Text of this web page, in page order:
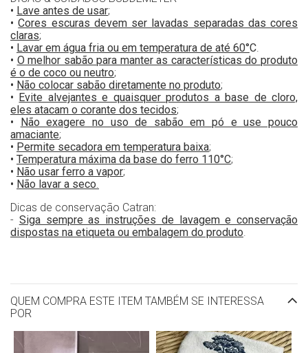
• Lave antes de usar;
•Cores escuras devem ser lavadas separadas das cores
claras;
• Lavar em água fria ou em temperatura de até 60°C
• O melhor sabão para manter as características do produto
é o de coco ou neutro;
• Não colocar sabão diretamente no produto;
• Evite alvejantes e quaisquer produtos a base de cloro,
eles atacam o corante dos tecidos;
• Não exagere no uso de sabão em pó e use pouco
amaciante;
• Permite secadora em temperatura baixa;
• Temperatura máxima da base do ferro 110°C;
• Não usar ferro a vapor;
• Não lavar a seco
Dicas de conservação Catran:
- Siga sempre as instruções de lavagem e conservação
dispostas na etiqueta ou embalagem do produto
QUEM COMPRA ESTE ITEM TAMBÉM SE INTERESSA
POR